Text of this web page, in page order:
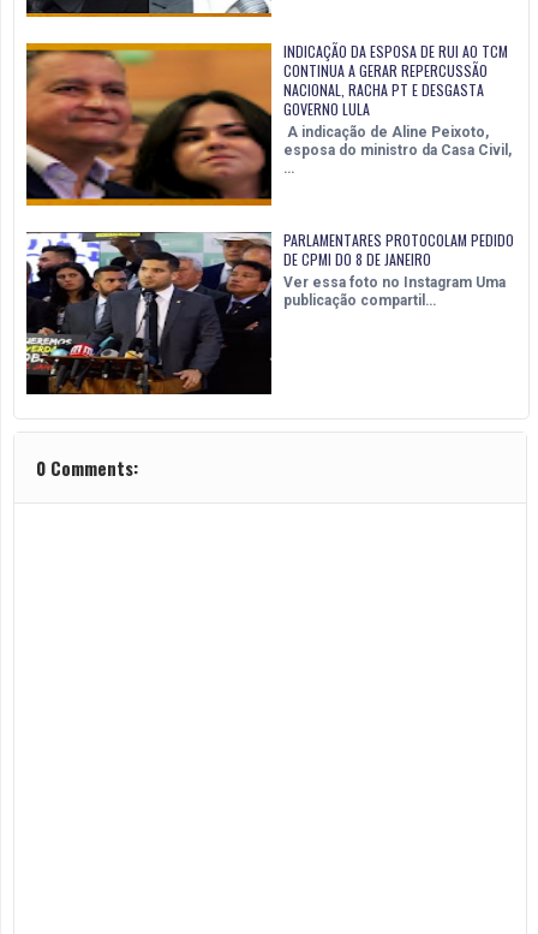
INDICAÇÃO DA ESPOSA DE RUI AO TCM
CONTINUA A GERAR REPERCUSSÃO
NACIONAL, RACHA PT E DESGASTA
GOVERNO LULA
A indicação de Aline Peixoto,
esposa do ministro da Casa Civil,
…
PARLAMENTARES PROTOCOLAM PEDIDO
DE CPMI DO 8 DE JANEIRO
Ver essa foto no Instagram Uma
publicação compartil…
0 Comments: